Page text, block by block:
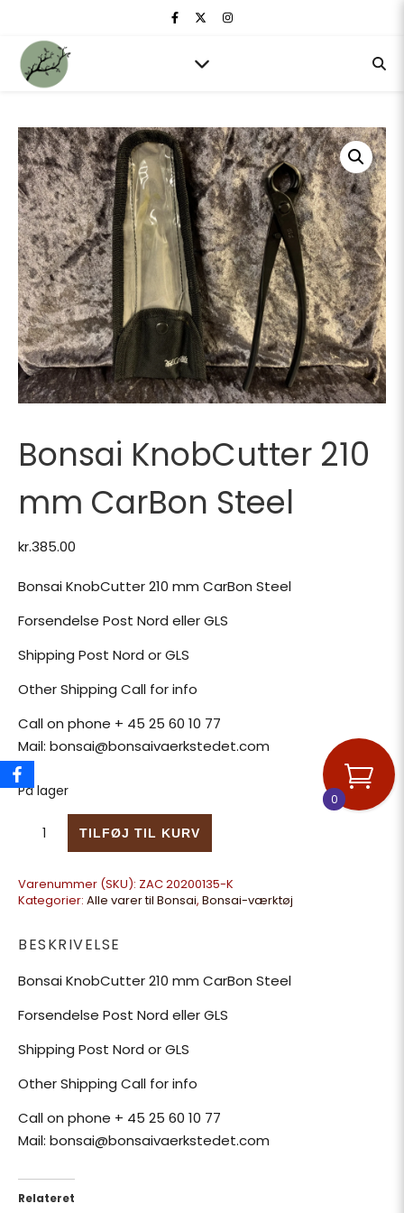
Bonsai KnobCutter 210
mm CarBon Steel
kr.385.00
Bonsai KnobCutter 210 mm CarBon Steel
Forsendelse Post Nord eller GLS
Shipping Post Nord or GLS
Other Shipping Call for info
Call on phone + 45 25 60 10 77
Mail: bonsai@bonsaivaerkstedet.com
På lager
TILFØJ TIL KURV
Varenummer (SKU): ZAC 20200135-K
Kategorier: Alle varer til Bonsai, Bonsai-værktøj
BESKRIVELSE
Bonsai KnobCutter 210 mm CarBon Steel
Forsendelse Post Nord eller GLS
Shipping Post Nord or GLS
Other Shipping Call for info
Call on phone + 45 25 60 10 77
Mail: bonsai@bonsaivaerkstedet.com
Relateret
0